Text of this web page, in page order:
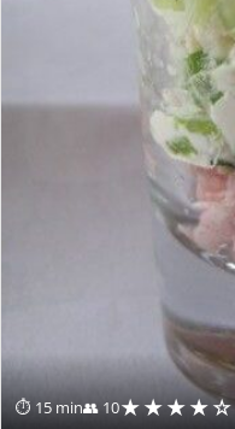
⏱ 15 min👥 10★★★★☆